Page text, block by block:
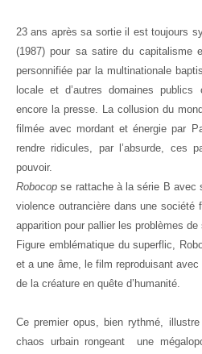
23 ans après sa sortie il est toujours
(1987) pour sa satire du capitalisme
personnifiée par la multinationale
locale et d’autres domaines
encore la presse. La collusion du
filmée avec mordant et énergie par
rendre ridicules, par l’absurde, ces
pouvoir.
Robocopse rattache à la série B avec
violence outrancière dans une
apparition pour pallier les problèmes de
Figure emblématique du superflic,
et a une âme, le film reproduisant
de la créature en quête d’humanité.
Ce premier opus, bien rythmé,
chaos urbain rongeant une